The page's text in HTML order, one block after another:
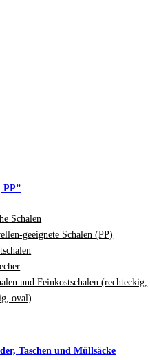
PP”
Schalen
geeignete Schalen (PP)
und Feinkostschalen (rechteckig,
oval)
Taschen und Müllsäcke